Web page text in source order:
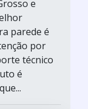
e
parede é
por
técnico
é